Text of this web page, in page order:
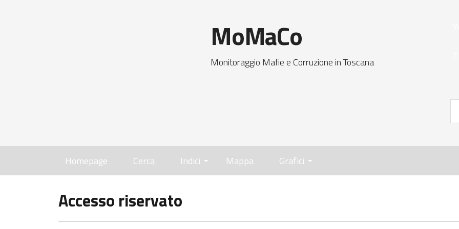
MoMaCo
Monitoraggio Mafie e Corruzione in Toscana
Homepage Cerca Indici Mappa Grafici
Accesso riservato